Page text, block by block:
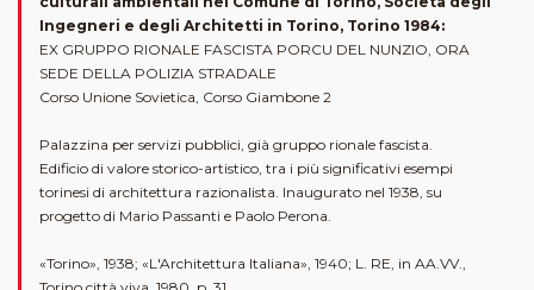
Ingegneri e degli Architetti in Torino, Torino 1984:
EX GRUPPO RIONALE FASCISTA PORCU DEL NUNZIO, ORA
SEDE DELLA POLIZIA STRADALE
Corso Unione Sovietica, Corso Giambone 2
Palazzina per servizi pubblici, già gruppo rionale fascista.
Edificio di valore storico-artistico, tra i più significativi esempi
torinesi di architettura razionalista. Inaugurato nel 1938, su
progetto di Mario Passanti e Paolo Perona.
«Torino», 1938; «L'Architettura Italiana», 1940; L. RE, in AA.VV.,